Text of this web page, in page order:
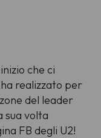
che ci
realizzato per
del leader
sua volta
FB degli U2!